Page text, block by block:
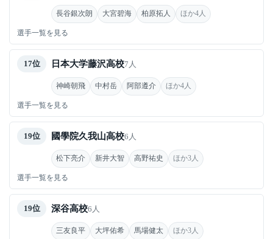
長谷銀次朗 大宮碧海 柏原拓人 ほか4人
選手一覧を見る
17位 日本大学藤沢高校7人
神崎朝飛 中村岳 阿部遵介 ほか4人
選手一覧を見る
19位 國學院久我山高校6人
松下亮介 新井大智 高野祐史 ほか3人
選手一覧を見る
19位 深谷高校6人
三友良平 大坪佑希 馬場健太 ほか3人